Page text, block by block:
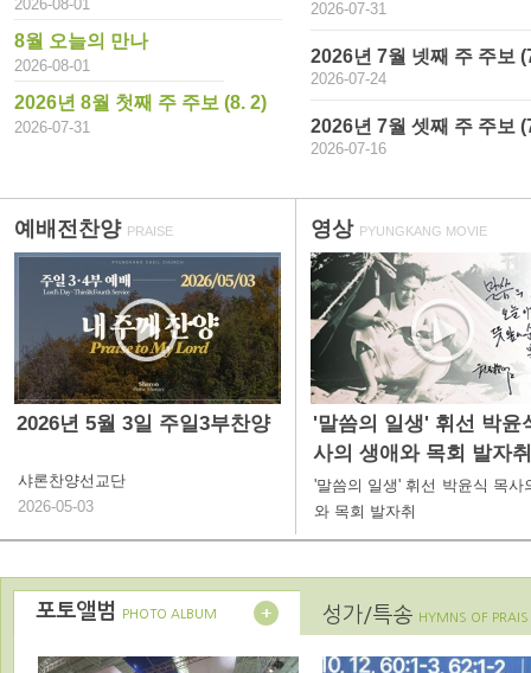
2026-08-01
8월 오늘의 만나
2026-08-01
2026년 8월 첫째 주 주보 (8. 2)
2026-07-31
2026-07-31
2026년 7월 넷째 주 주보
2026-07-24
2026년 7월 셋째 주 주보
2026-07-16
예배전찬양 PRAISE
2026년 5월 3일 주일3부찬양
샤론찬양선교단
2026-05-03
영상 PYUNGKANG MOVIE
'말씀의 일생' 휘선 박윤
사의 생애와 목회 발자취
'말씀의 일생' 휘선 박윤식 목사
와 목회 발자취
포토앨범 PHOTO ALBUM 성가/특송 HYMNS OF PRAIS